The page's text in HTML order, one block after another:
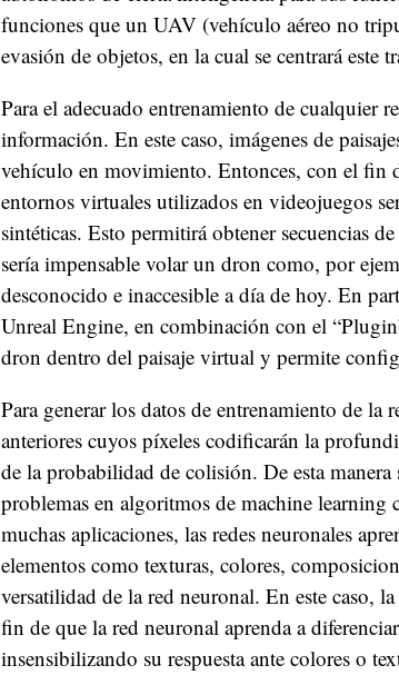
funciones que un UAV (vehículo aéreo no
evasión de objetos, en la cual se centrará este
Para el adecuado entrenamiento de cualquier
información. En este caso, imágenes de
vehículo en movimiento. Entonces, con el fin
entornos virtuales utilizados en videojuegos
sintéticas. Esto permitirá obtener secuencias
sería impensable volar un dron como, por
desconocido e inaccesible a día de hoy. En
Unreal Engine, en combinación con el
dron dentro del paisaje virtual y permite
Para generar los datos de entrenamiento de la
anteriores cuyos píxeles codificarán la
de la probabilidad de colisión. De esta
problemas en algoritmos de machine
muchas aplicaciones, las redes neuronales
elementos como texturas, colores,
versatilidad de la red neuronal. En este caso,
fin de que la red neuronal aprenda a
insensibilizando su respuesta ante colores o